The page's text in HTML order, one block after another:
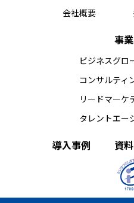
会社概要
事
ビジネスグロ
コンサルティ
リードマーケ
タレントエー
導入事例 資